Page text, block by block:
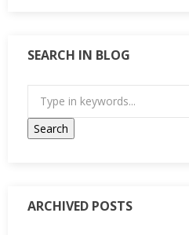
SEARCH IN BLOG
ARCHIVED POSTS